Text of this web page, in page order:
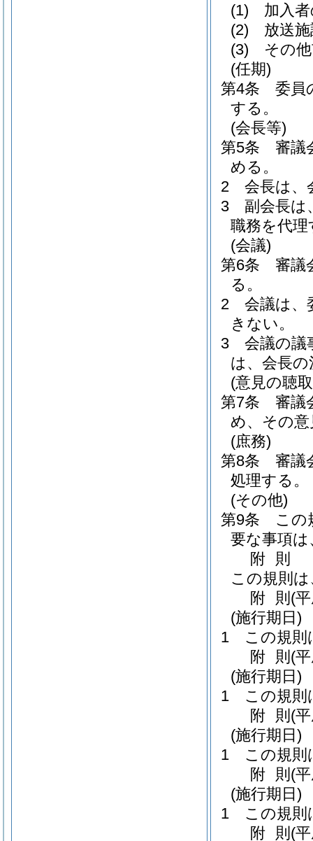
(1)
加入
(2)
放送
(3)
その
(任期)
第4条
委員
する。
(会長等)
第5条
審議
める。
2
会長は、
3
副会長は
職務を代理
(会議)
第6条
審議
る。
2
会議は、
きない。
3
会議の議
は、会長
(意見の聴
第7条
審議
め、その
(庶務)
第8条
審議
処理する。
(その他)
第9条
この
要な事項
附 則
この規則
附 則 (
(施行期日)
1
この規則
附 則 (
(施行期日)
1
この規則
附 則 (
(施行期日)
1
この規則
附 則 (
(施行期日)
1
この規則
附 則 (